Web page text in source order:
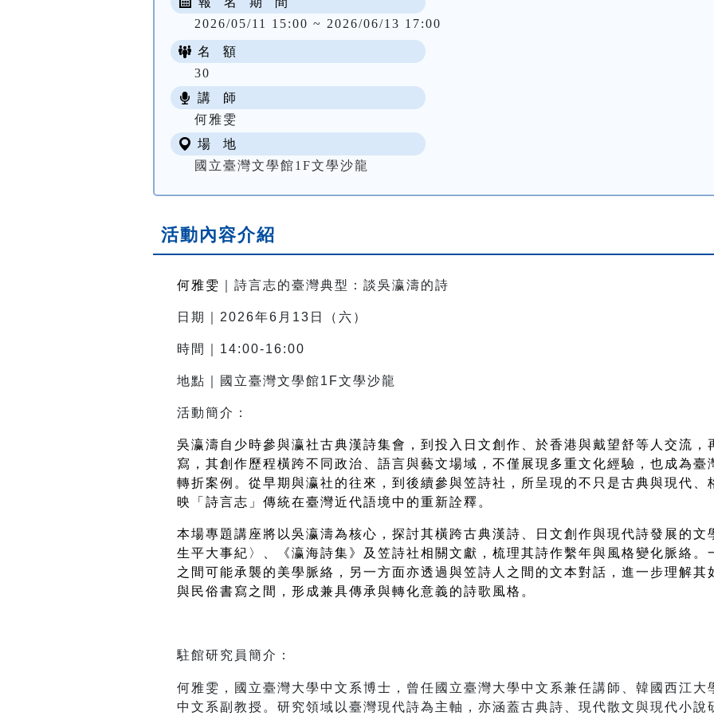
2026/05/11 15:00 ~ 2026/06/13 17:00
名 額
30
講 師
何雅雯
場 地
國立臺灣文學館1F文學沙龍
活動內容介紹
何雅雯 ｜詩言志的臺灣典型：談吳瀛濤的詩
日期｜2026年6月13日（六）
時間｜14:00-16:00
地點｜國立臺灣文學館1F文學沙龍
活動簡介：
吳瀛濤自少時參與瀛社古典漢詩集會，到投入日文創作、於香港與戴望舒等人交流，
寫，其創作歷程橫跨不同政治、語言與藝文場域，不僅展現多重文化經驗，也成為臺
轉折案例。從早期與瀛社的往來，到後續參與笠詩社，所呈現的不只是古典與現代、
映「詩言志」傳統在臺灣近代語境中的重新詮釋。
本場專題講座將以吳瀛濤為核心，探討其橫跨古典漢詩、日文創作與現代詩發展的文
生平大事紀〉、《瀛海詩集》及笠詩社相關文獻，梳理其詩作繫年與風格變化脈絡。
之間可能承襲的美學脈絡，另一方面亦透過與笠詩人之間的文本對話，進一步理解其
與民俗書寫之間，形成兼具傳承與轉化意義的詩歌風格。
何雅雯，國立臺灣大學中文系博士，曾任國立臺灣大學中文系兼任講師、韓國西江
中文系副教授。研究領域以臺灣現代詩為主軸，亦涵蓋古典詩、現代散文與現代小說